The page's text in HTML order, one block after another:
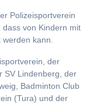
Polizeisportverein
von Kindern mit
werden kann.
der
SV Lindenberg, der
Badminton Club
(Tura) und der